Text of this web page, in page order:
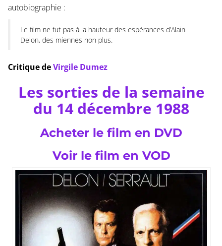
autobiographie :
Le film ne fut pas à la hauteur des espérances d’Alain
Delon, des miennes non plus.
Critique deVirgile Dumez
Les sorties de la semaine
du 14 décembre 1988
Acheter le film en DVD
Voir le film en VOD